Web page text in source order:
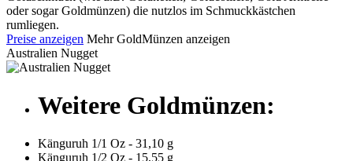
oder sogar Goldmünzen) die nutzlos im Schmuckkästchen
rumliegen.
Preise anzeigen Mehr GoldMünzen anzeigen
Australien Nugget
Weitere Goldmünzen:
Känguruh 1/1 Oz - 31,10 g
Känguruh 1/2 Oz - 15,55 g